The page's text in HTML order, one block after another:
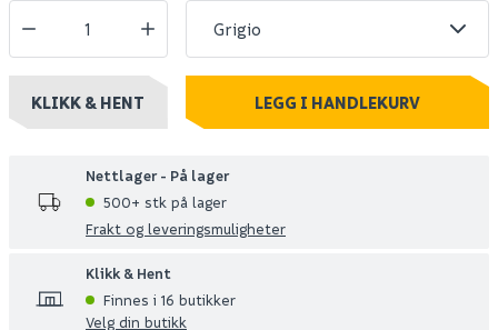
KLIKK & HENT LEGG I HANDLEKURV
Nettlager - På lager
500+ stk på lager
Frakt og leveringsmuligheter
Klikk & Hent
Finnes i 16 butikker
Velg din butikk